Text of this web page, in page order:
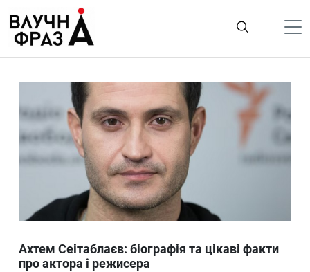
содержимому
Життя
Лайфстайл
ТехноНаука
Людина
Ukraine
Ахтем Сеітаблаєв: біографія та цікаві факти
про актора і режисера